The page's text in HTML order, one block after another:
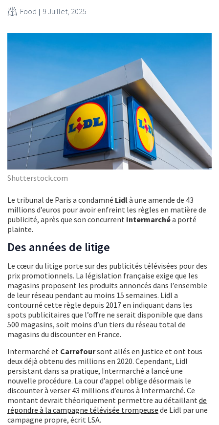
Food 9 Juillet, 2025
Shutterstock.com
Le tribunal de Paris a condamné Lidlà une amende de 43
millions d’euros pour avoir enfreint les règles en matière de
publicité, après que son concurrent Intermarchéa porté
plainte.
Des années de litige
Le cœur du litige porte sur des publicités télévisées pour des
prix promotionnels. La législation française exige que les
magasins proposent les produits annoncés dans l’ensemble
de leur réseau pendant au moins 15 semaines. Lidl a
contourné cette règle depuis 2017 en indiquant dans les
spots publicitaires que l’offre ne serait disponible que dans
500 magasins, soit moins d’un tiers du réseau total de
magasins du discounter en France.
Intermarché et Carrefoursont allés en justice et ont tous
deux déjà obtenu des millions en 2020. Cependant, Lidl
persistant dans sa pratique, Intermarché a lancé une
nouvelle procédure. La cour d’appel oblige désormais le
discounter à verser 43 millions d’euros à Intermarché. Ce
montant devrait théoriquement permettre au détaillant de
répondre à la campagne télévisée trompeuse de Lidl par une
campagne propre, écrit LSA.